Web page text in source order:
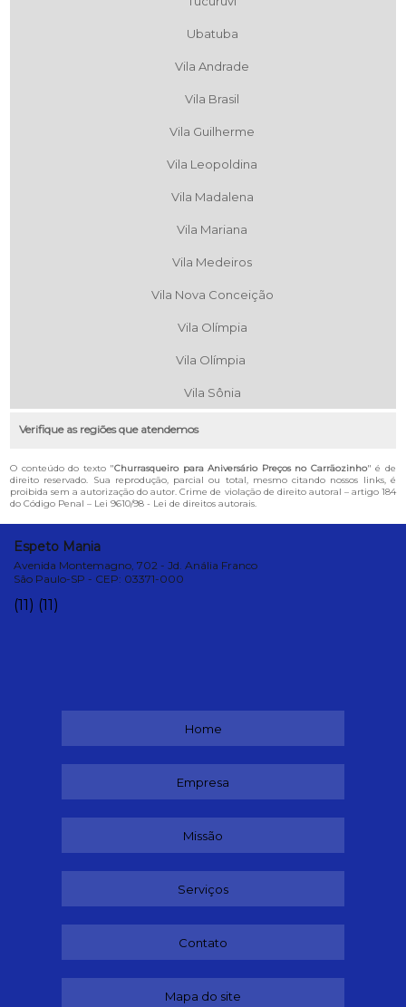
Ubatuba
Vila Andrade
Vila Brasil
Vila Guilherme
Vila Leopoldina
Vila Madalena
Vila Mariana
Vila Medeiros
Vila Nova Conceição
Vila Olímpia
Vila Olímpia
Vila Sônia
Verifique as regiões que atendemos
O conteúdo do texto "Churrasqueiro para Aniversário Preços no Carrãozinho" é de
direito reservado. Sua reprodução, parcial ou total, mesmo citando nossos links, é
proibida sem a autorização do autor. Crime de violação de direito autoral – artigo 184
do Código Penal – Lei 9610/98 - Lei de direitos autorais.
Espeto Mania
Avenida Montemagno, 702 - Jd. Anália Franco
São Paulo-SP - CEP: 03371-000
(11) (11)
Home
Empresa
Missão
Serviços
Contato
Mapa do site